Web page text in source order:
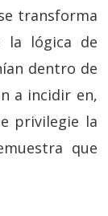
transforma
la lógica de
dentro de
a incidir en,
privilegie la
que